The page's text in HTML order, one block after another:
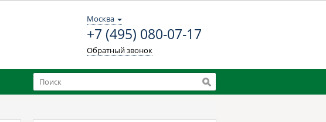
Москва
+7 (495) 080-07-17
Обратный звонок